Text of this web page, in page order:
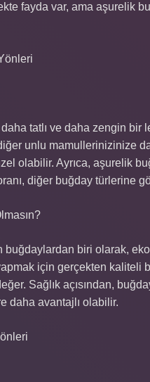
fayda var, ama aşurelik
tatlı ve daha zengin bir
unlu mamullerinizinize
olabilir. Ayrıca, aşurelik
diğer buğday türlerine
biri olarak,
için gerçekten kaliteli
Sağlık açısından,
daha avantajlı olabilir.